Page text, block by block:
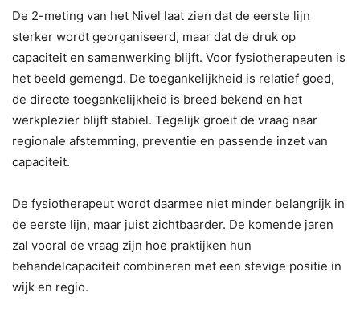
De 2-meting van het Nivel laat zien dat de eerste lijn
sterker wordt georganiseerd, maar dat de druk op
capaciteit en samenwerking blijft. Voor fysiotherapeuten is
het beeld gemengd. De toegankelijkheid is relatief goed,
de directe toegankelijkheid is breed bekend en het
werkplezier blijft stabiel. Tegelijk groeit de vraag naar
regionale afstemming, preventie en passende inzet van
capaciteit.
De fysiotherapeut wordt daarmee niet minder belangrijk in
de eerste lijn, maar juist zichtbaarder. De komende jaren
zal vooral de vraag zijn hoe praktijken hun
behandelcapaciteit combineren met een stevige positie in
wijk en regio.